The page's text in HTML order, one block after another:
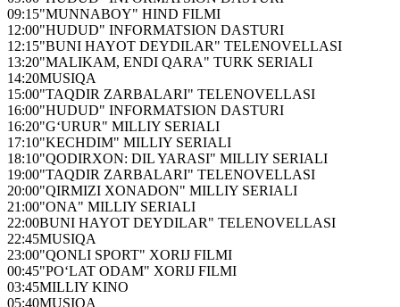
09:15"MUNNABOY" HIND FILMI
12:00"HUDUD" INFORMATSION DASTURI
12:15"BUNI HAYOT DEYDILAR" TELENOVELLASI
13:20"MALIKAM, ENDI QARA" TURK SERIALI
14:20MUSIQA
15:00"TAQDIR ZARBALARI" TELENOVELLASI
16:00"HUDUD" INFORMATSION DASTURI
16:20"G‘URUR" MILLIY SERIALI
17:10"KECHDIM" MILLIY SERIALI
18:10"QODIRXON: DIL YARASI" MILLIY SERIALI
19:00"TAQDIR ZARBALARI" TELENOVELLASI
20:00"QIRMIZI XONADON" MILLIY SERIALI
21:00"ONA" MILLIY SERIALI
22:00BUNI HAYOT DEYDILAR" TELENOVELLASI
22:45MUSIQA
23:00"QONLI SPORT" XORIJ FILMI
00:45"PO‘LAT ODAM" XORIJ FILMI
03:45MILLIY KINO
05:40MUSIQA